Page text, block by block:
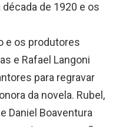
de 1920 e os
e os produtores
e Rafael Langoni
para regravar
da novela. Rubel,
e Daniel Boaventura